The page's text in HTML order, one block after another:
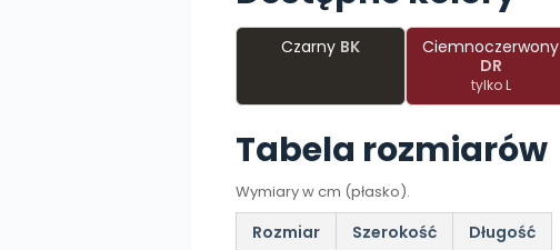
Czarny BK
Ciemnoczerwony
DR
tylko L
Tabela rozmiarów
Wymiary w cm (płasko).
Rozmiar Szerokość
Długość